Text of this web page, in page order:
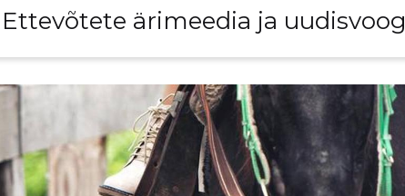
Ettevõtete ärimeedia ja uudisvoog